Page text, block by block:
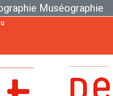
Muséographie